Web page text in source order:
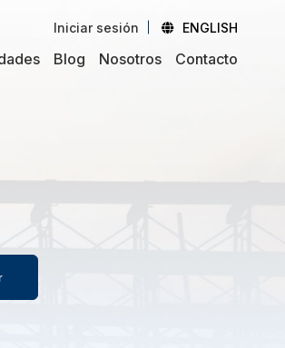
Iniciar sesión ENGLISH
Blog Nosotros Contacto